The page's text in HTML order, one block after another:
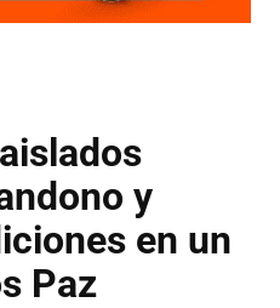
y
en un
Paz